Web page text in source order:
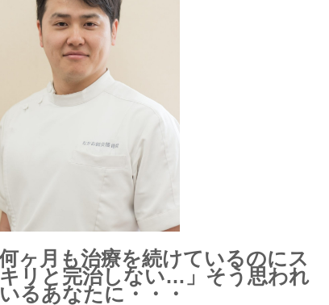
何ヶ月も治療を続けているのにス
リと完治しない…」そう思われ
るあなたに・・・